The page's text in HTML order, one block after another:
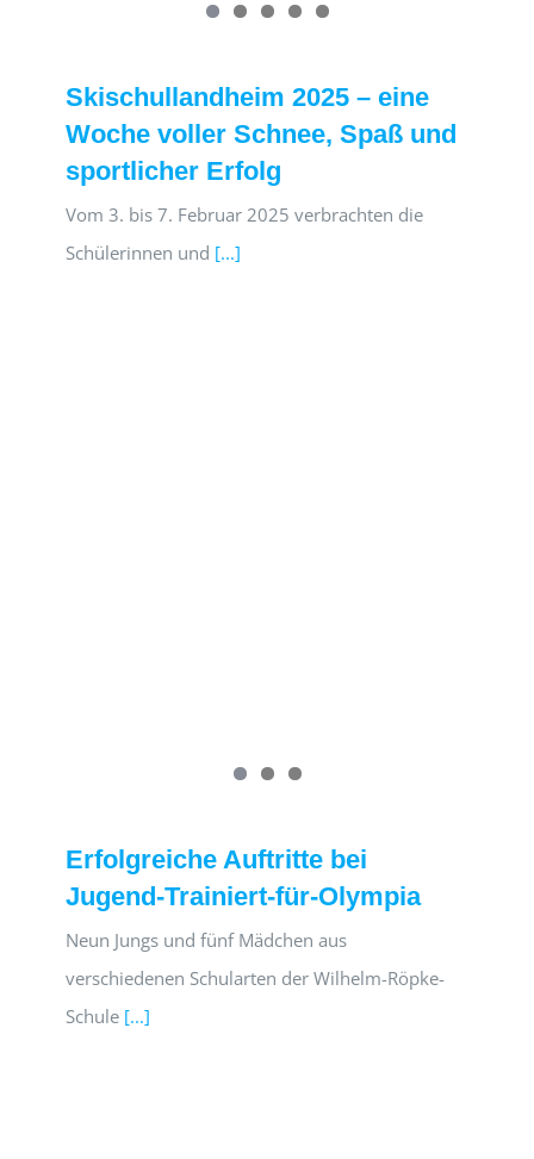
Skischullandheim 2025 – eine
Woche voller Schnee, Spaß und
sportlicher Erfolg
Vom 3. bis 7. Februar 2025 verbrachten die
Schülerinnen und [...]
Erfolgreiche Auftritte bei
Jugend-Trainiert-für-Olympia
Neun Jungs und fünf Mädchen aus
verschiedenen Schularten der Wilhelm-Röpke-
Schule[...]